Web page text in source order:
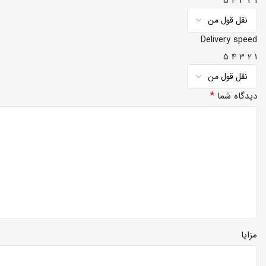
Delivery speed
1
2
3
4
5
دیدگاه شما *
مزایا